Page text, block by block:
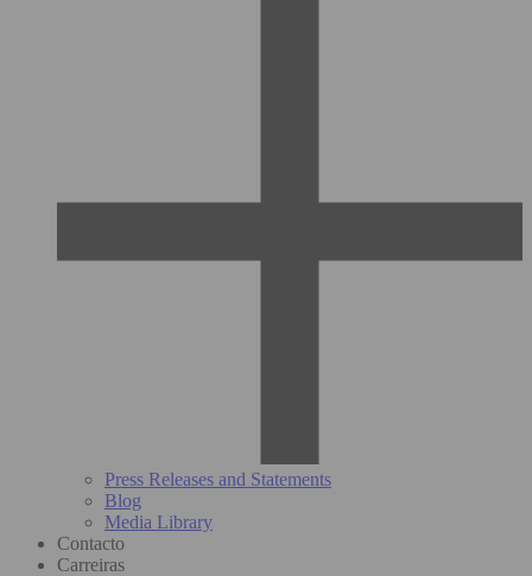
Press Releases and Statements
Blog
Media Library
Contacto
Carreiras